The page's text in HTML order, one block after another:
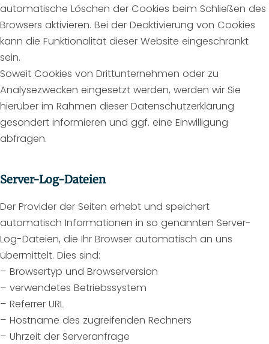
automatische Löschen der Cookies beim Schließen des
Browsers aktivieren. Bei der Deaktivierung von Cookies
kann die Funktionalität dieser Website eingeschränkt
sein.
Soweit Cookies von Drittunternehmen oder zu
Analysezwecken eingesetzt werden, werden wir Sie
hierüber im Rahmen dieser Datenschutzerklärung
gesondert informieren und ggf. eine Einwilligung
abfragen.
Server-Log-Dateien
Der Provider der Seiten erhebt und speichert
automatisch Informationen in so genannten Server-
Log-Dateien, die Ihr Browser automatisch an uns
übermittelt. Dies sind:
– Browsertyp und Browserversion
– verwendetes Betriebssystem
– Referrer URL
– Hostname des zugreifenden Rechners
– Uhrzeit der Serveranfrage